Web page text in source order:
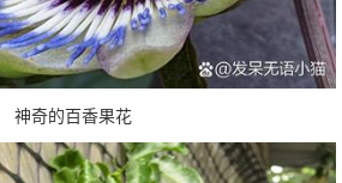
神奇的百香果花